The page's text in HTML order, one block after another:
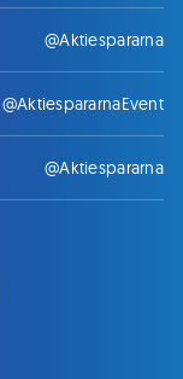
@Aktiespararna
@AktiespararnaEvent
@Aktiespararna